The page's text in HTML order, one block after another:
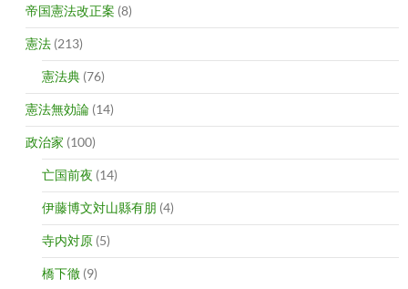
帝国憲法改正案 (8)
憲法 (213)
憲法典 (76)
憲法無効論 (14)
政治家 (100)
亡国前夜 (14)
伊藤博文対山縣有朋 (4)
寺内対原 (5)
橋下徹 (9)